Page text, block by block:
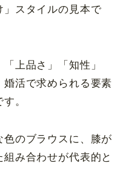
」スタイルの見本で
上品さ」「知性」
婚活で求められる要素
。
のブラウスに、膝が
み合わせが代表的と